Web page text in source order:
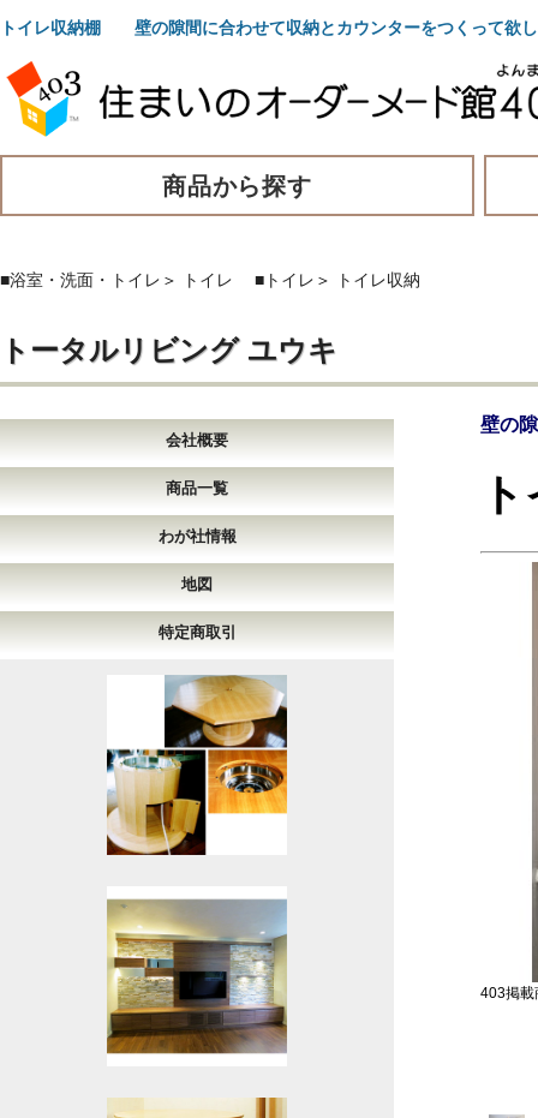
トイレ収納棚 壁の隙間に合わせて収納とカウンターをつくって欲
商品から探す
■浴室・洗面・トイレ ＞ トイレ ■トイレ ＞ トイレ収納
トータルリビング ユウキ
会社概要
商品一覧
わが社情報
地図
特定商取引
壁の
403掲載